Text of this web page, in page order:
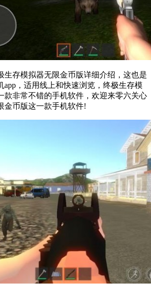
生存模拟器无限金币版详细介绍，这也是
app，适用线上和快速浏览，终极生存模
款非常不错的手机软件，欢迎来零六关心
金币版这一款手机软件!